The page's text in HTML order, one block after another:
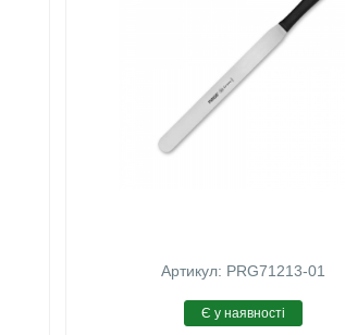
Артикул: PRG71213-01